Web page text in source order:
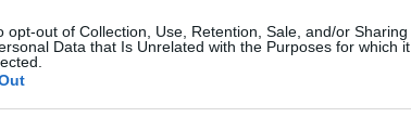
opt-out of Collection, Use, Retention, Sale, and/or Sharing
Data that Is Unrelated with the Purposes for which it
délután négy óráig.